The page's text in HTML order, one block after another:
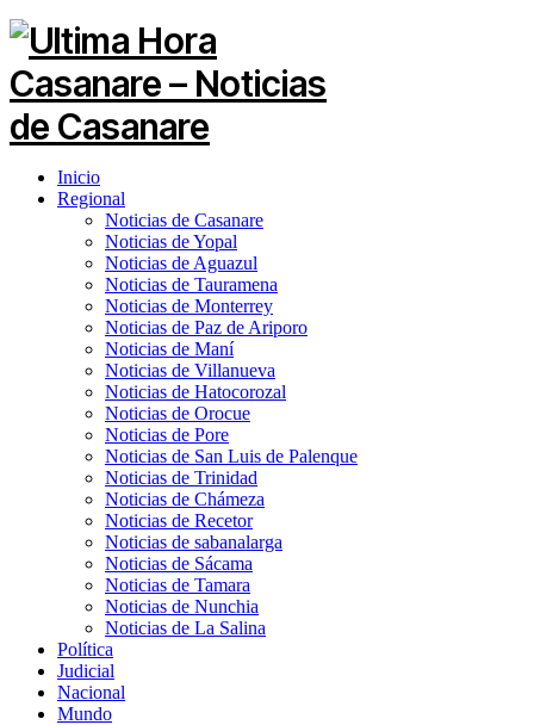
Inicio
Regional
Noticias de Casanare
Noticias de Yopal
Noticias de Aguazul
Noticias de Tauramena
Noticias de Monterrey
Noticias de Paz de Ariporo
Noticias de Maní
Noticias de Villanueva
Noticias de Hatocorozal
Noticias de Orocue
Noticias de Pore
Noticias de San Luis de Palenque
Noticias de Trinidad
Noticias de Chámeza
Noticias de Recetor
Noticias de sabanalarga
Noticias de Sácama
Noticias de Tamara
Noticias de Nunchia
Noticias de La Salina
Política
Judicial
Nacional
Mundo